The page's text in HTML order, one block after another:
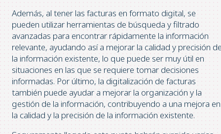
Además, al tener las facturas en formato digital, se
pueden utilizar herramientas de búsqueda y filtrado
avanzadas para encontrar rápidamente la información
relevante, ayudando así a mejorar la calidad y precisión
la información existente, lo que puede ser muy útil en
situaciones en las que se requiere tomar decisiones
informadas. Por último, la digitalización de facturas
también puede ayudar a mejorar la organización y la
gestión de la información, contribuyendo a una mejora en
la calidad y la precisión de la información existente.